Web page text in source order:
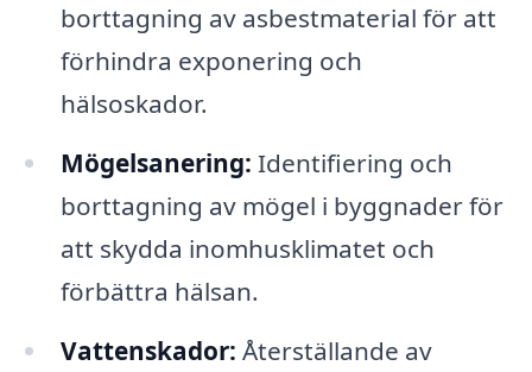
borttagning av asbestmaterial för att
förhindra exponering och
hälsoskador.
Mögelsanering: Identifiering och
borttagning av mögel i byggnader för
att skydda inomhusklimatet och
förbättra hälsan.
Vattenskador: Återställande av